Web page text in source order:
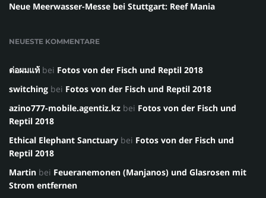
Neue Meerwasser-Messe bei Stuttgart: Reef Mania
NEUESTE KOMMENTARE
ต่อผมแท้ bei Fotos von der Fisch und Reptil 2018
switching bei Fotos von der Fisch und Reptil 2018
azino777-mobile.agentiz.kz bei Fotos von der Fisch und
Reptil 2018
Ethical Elephant Sanctuary bei Fotos von der Fisch und
Reptil 2018
Martin bei Feueranemonen (Manjanos) und Glasrosen mit
Strom entfernen